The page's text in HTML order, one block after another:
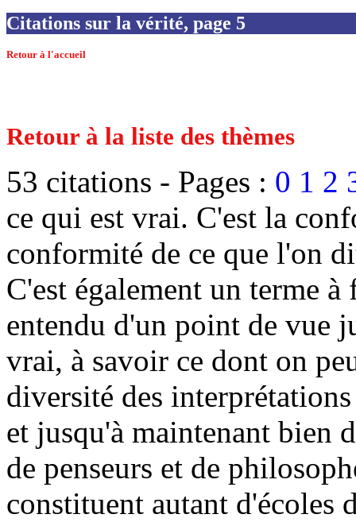
Citations sur la vérité, page 5
Retour à l'accueil
Retour à la liste des thèmes
53 citations - Pages : 0 1 2
ce qui est vrai. C'est la
conformité de ce que l'on
C'est également un terme
entendu d'un point de vue
vrai, à savoir ce dont on
diversité des
et jusqu'à maintenant bien
de penseurs et de
constituent autant d'écoles